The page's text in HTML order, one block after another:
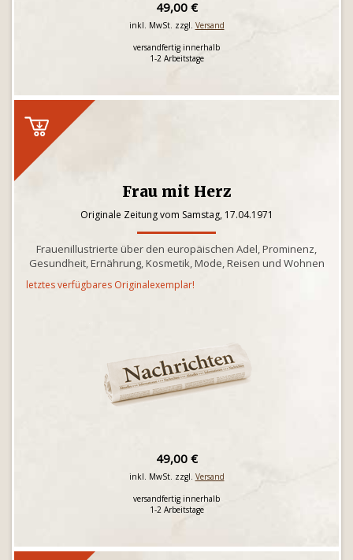
49,00 €
inkl. MwSt. zzgl. Versand
versandfertig innerhalb
1-2 Arbeitstage
Frau mit Herz
Originale Zeitung vom Samstag, 17.04.1971
Frauenillustrierte über den europäischen Adel, Prominenz,
Gesundheit, Ernährung, Kosmetik, Mode, Reisen und Wohnen
letztes verfügbares Originalexemplar!
49,00 €
inkl. MwSt. zzgl. Versand
versandfertig innerhalb
1-2 Arbeitstage